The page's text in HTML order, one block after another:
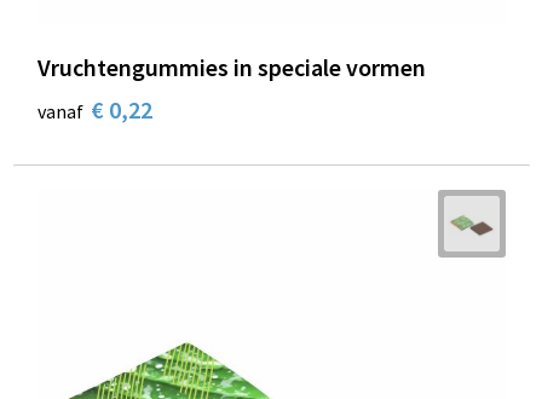
Vruchtengummies in speciale vormen
vanaf € 0,22